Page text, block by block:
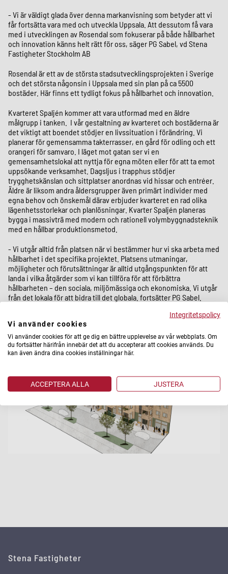
- Vi är väldigt glada över denna markanvisning som betyder att vi
får fortsätta vara med och utveckla Uppsala. Att dessutom få vara
med i utvecklingen av Rosendal som fokuserar på både hållbarhet
och innovation känns helt rätt för oss, säger PG Sabel, vd Stena
Fastigheter Stockholm AB
Rosendal är ett av de största stadsutvecklingsprojekten i Sverige
och det största någonsin i Uppsala med sin plan på ca 5500
bostäder. Här finns ett tydligt fokus på hållbarhet och innovation.
Kvarteret Spaljén kommer att vara utformad med en äldre
målgrupp i tanken. I vår gestaltning av kvarteret och bostäderna är
det viktigt att boendet stödjer en livssituation i förändring. Vi
planerar för gemensamma takterrasser, en gård för odling och ett
orangeri för samvaro. I läget mot gatan ser vi en
gemensamhetslokal att nyttja för egna möten eller för att ta emot
uppsökande verksamhet. Dagsljus i trapphus stödjer
trygghetskänslan och sittplatser anordnas vid hissar och entréer.
Äldre är liksom andra åldersgrupper även primärt individer med
egna behov och önskemål därav erbjuder kvarteret en rad olika
lägenhetsstorlekar och planlösningar. Kvarter Spaljén planeras
bygga i massivträ med modern och rationell volymbyggnadsteknik
med en hållbar produktionsmetod.
- Vi utgår alltid från platsen när vi bestämmer hur vi ska arbeta med
hållbarhet i det specifika projektet. Platsens utmaningar,
möjligheter och förutsättningar är alltid utgångspunkten för att
landa i vilka åtgärder som vi kan tillföra för att förbättra
hållbarheten – den sociala, miljömässiga och ekonomiska. Vi utgår
från det lokala för att bidra till det globala. fortsätter PG Sabel.
Förslaget är framtaget med In praise of shadows och Urbio.
Stena Fastigheter
Integritetspolicy
Vi använder cookies
Vi använder cookies för att ge dig en bättre upplevelse av vår webbplats. Om
du fortsätter härifrån innebär det att du accepterar att cookies används. Du
kan även ändra dina cookies inställningar här.
ACCEPTERA ALLA JUSTERA